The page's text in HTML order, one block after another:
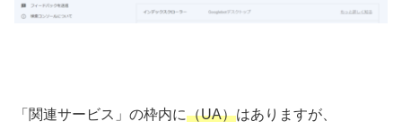
「関連サービス」の枠内に（UA）はありますが、